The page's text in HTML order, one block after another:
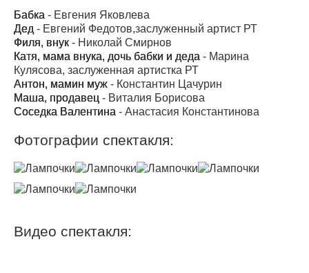
Бабка - Евгения Яковлева
Дед - Евгений Федотов,заслуженный артист РТ
Филя, внук - Николай Смирнов
Катя, мама внука, дочь бабки и деда - Марина
Кулясова, заслуженная артистка РТ
Антон, мамин муж - Константин Цачурин
Маша, продавец - Виталия Борисова
Соседка Валентина - Анастасия Константинова
Фотографии спектакля:
Видео спектакля: